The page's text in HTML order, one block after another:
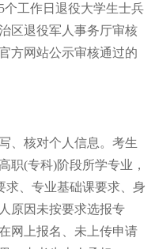
工作日退役大学生士兵
区退役军人事务厅审核
方网站公示审核通过的
、核对个人信息。考生
职(专科)阶段所学专业，
求、专业基础课要求、身
原因未按要求选报专
网上报名、未上传申请